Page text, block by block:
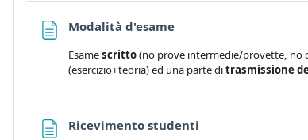
Modalità d'esamePagina
Esamescritto(no prove intermedie/provette, no
(esercizio+teoria) ed una parte ditrasmissione
Ricevimento studenti